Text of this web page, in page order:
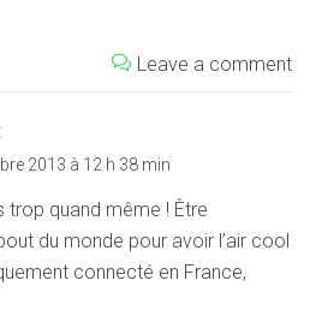
Leave a comment
2013 à 12 h 38 min
trop quand même ! Être
du monde pour avoir l’air cool
connecté en France,